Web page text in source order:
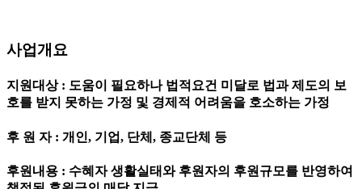
사업개요
지원대상 : 도움이 필요하나 법적요건 미달로 법과 제도의 보
호를 받지 못하는 가정 및 경제적 어려움을 호소하는 가정
후 원 자 : 개인, 기업, 단체, 종교단체 등
후원내용 : 수혜자 생활실태와 후원자의 후원규모를 반영하여